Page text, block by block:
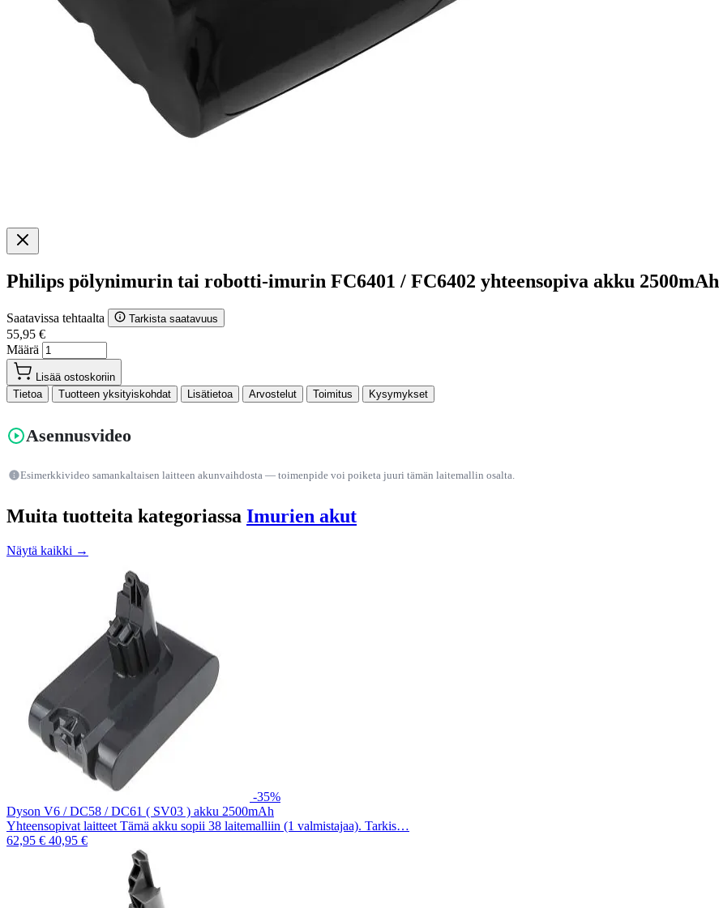
Philips pölynimurin tai robotti-imurin FC6401 / FC6402 yhteensopiva akku 2500mAh
Saatavissa tehtaalta Tarkista saatavuus
55,95 €
Määrä
Lisää ostoskoriin
Tietoa
Tuotteen yksityiskohdat Lisätietoa Arvostelut Toimitus Kysymykset
Asennusvideo
Esimerkkivideo samankaltaisen laitteen akunvaihdosta — toimenpide voi poiketa juuri tämän laitemallin osalta.
Muita tuotteita kategoriassa Imurien akut
Näytä kaikki →
-35%
Dyson V6 / DC58 / DC61 ( SV03 ) akku 2500mAh
Yhteensopivat laitteet Tämä akku sopii 38 laitemalliin (1 valmistajaa). Tarkis…
62,95 € 40,95 €